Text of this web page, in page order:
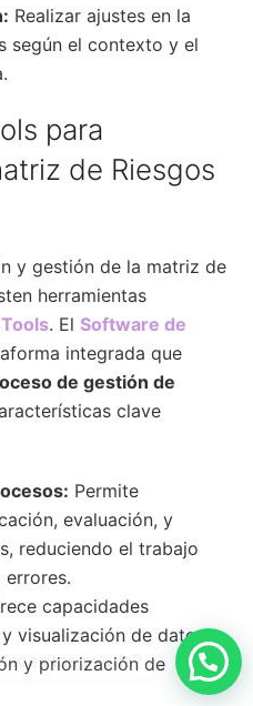
Realizar ajustes en la
según el contexto y el
para
de Riesgos
y gestión de la matriz de
herramientas
. El Software de
integrada que
de gestión de
clave
Permite
evaluación, y
reduciendo el trabajo
errores.
capacidades
visualización de datos,
y priorización de